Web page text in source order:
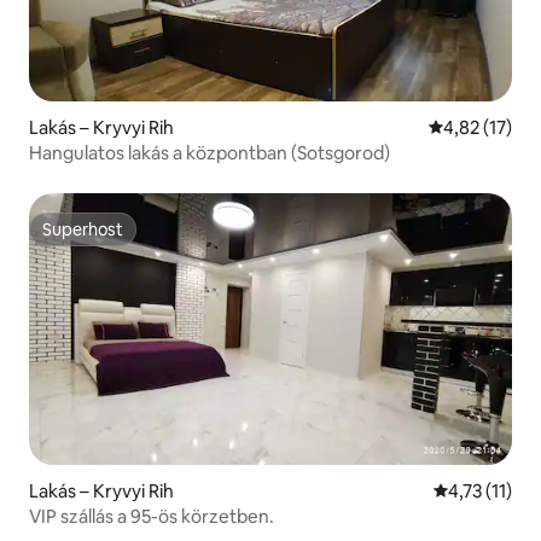
Lakás – Kryvyi Rih Átlagos
4,82 (17)
Hangulatos lakás a központban (Sotsgorod)
Superhost
Superhost
Lakás – Kryvyi Rih Átlagos
4,73 (11)
VIP szállás a 95-ös körzetben.